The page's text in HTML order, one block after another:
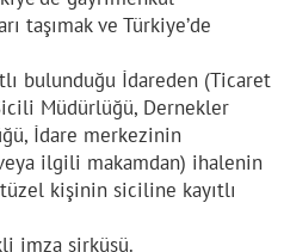
taşımak ve Türkiye’de
bulunduğu İdareden (Ticaret
Müdürlüğü, Dernekler
İdare merkezinin
ilgili makamdan) ihalenin
tüzel kişinin siciline kayıtlı
imza sirküsü.